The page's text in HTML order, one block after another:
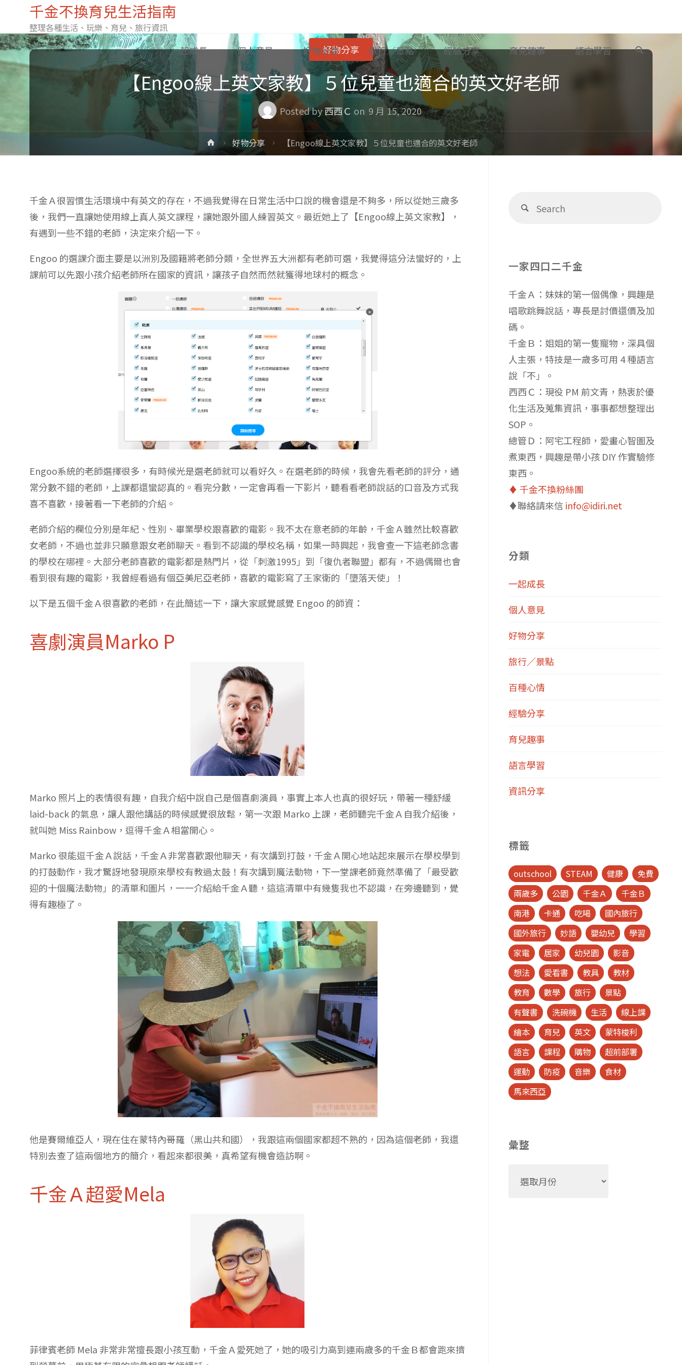
千金不換育兒生活指南
整理各種生活、玩樂、育兒、旅行資訊
Skip
to
content
一起成長 個人意見 好物分享 旅行／景點 經驗分享 育兒趣事 語言學習
【Engoo線上英文家教】５位兒童也適合的英文好老師
Posted by 西西Ｃ on 9 月 15, 2020
好物分享
Home好物分享 【Engoo線上英文家教】５位兒童也適合的英文好老師
千金Ａ很習慣生活環境中有英文的存在，不過我覺得在日常生活中口說的機會還是不夠多，所以從她三歲多
後，我們一直讓她使用線上真人英文課程，讓她跟外國人練習英文。最近她上了【Engoo線上英文家教】，
有遇到一些不錯的老師，決定來介紹一下。
Engoo 的選課介面主要是以洲別及國籍將老師分類，全世界五大洲都有老師可選，我覺得這分法蠻好的，上
課前可以先跟小孩介紹老師所在國家的資訊，讓孩子自然而然就獲得地球村的概念。
Engoo系統的老師選擇很多，有時候光是選老師就可以看好久。在選老師的時候，我會先看老師的評分，通
常分數不錯的老師，上課都還蠻認真的。看完分數，一定會再看一下影片，聽看看老師說話的口音及方式我
喜不喜歡，接著看一下老師的介紹。
老師介紹的欄位分別是年紀、性別、畢業學校跟喜歡的電影。我不太在意老師的年齡，千金Ａ雖然比較喜歡
女老師，不過也並非只願意跟女老師聊天。看到不認識的學校名稱，如果一時興起，我會查一下這老師念書
的學校在哪裡。大部分老師喜歡的電影都是熱門片，從「刺激1995」到「復仇者聯盟」都有，不過偶爾也會
看到很有趣的電影，我曾經看過有個亞美尼亞老師，喜歡的電影寫了王家衛的「墮落天使」！
以下是五個千金Ａ很喜歡的老師，在此簡述一下，讓大家感覺感覺 Engoo 的師資：
喜劇演員Marko P
Marko 照片上的表情很有趣，自我介紹中說自己是個喜劇演員，事實上本人也真的很好玩，帶著一種舒緩
laid-back 的氣息，讓人跟他講話的時候感覺很放鬆，第一次跟 Marko 上課，老師聽完千金Ａ自我介紹後，
就叫她 Miss Rainbow，逗得千金Ａ相當開心。
Marko 很能逗千金Ａ說話，千金Ａ非常喜歡跟他聊天，有次講到打鼓，千金Ａ開心地站起來展示在學校學到
的打鼓動作，我才驚訝地發現原來學校有教過太鼓！有次講到魔法動物，下一堂課老師竟然準備了「最受歡
迎的十個魔法動物」的清單和圖片，一一介紹給千金Ａ聽，這這清單中有幾隻我也不認識，在旁邊聽到，覺
得有趣極了。
他是賽爾維亞人，現在住在蒙特內哥羅（黑山共和國），我跟這兩個國家都超不熟的，因為這個老師，我還
特別去查了這兩個地方的簡介，看起來都很美，真希望有機會造訪啊。
千金Ａ超愛Mela
菲律賓老師 Mela 非常非常擅長跟小孩互動，千金Ａ愛死她了，她的吸引力高到連兩歲多的千金Ｂ都會跑來擠
Search
一家四口二千金
千金Ａ：妹妹的第一個偶像，興趣是
唱歌跳舞說話，專長是討價還價及加
碼。
千金Ｂ：姐姐的第一隻寵物，深具個
人主張，特技是一歲多可用 4 種語言
說「不」。
西西Ｃ：現役 PM 前文青，熱衷於優
化生活及蒐集資訊，事事都想整理出
SOP。
總管Ｄ：阿宅工程師，愛畫心智圖及
煮東西，興趣是帶小孩 DIY 作實驗修
東西。
♦️ 千金不換粉絲團
♦️聯絡請來信 info@idiri.net
分類
一起成長
個人意見
好物分享
旅行／景點
百種心情
經驗分享
育兒趣事
語言學習
資訊分享
標籤
outschool STEAM 健康
免費
兩歲多
公園 千金Ａ
千金Ｂ
南港
卡通 吃喝
國內旅行
國外旅行
妙語 嬰幼兒
學習
家電
居家 幼兒園
影音
想法
愛看書 教具
教材
教育
數學 旅行
景點
有聲書
洗碗機 生活
線上課
繪本
育兒 英文
蒙特梭利
語言
課程 購物
超前部署
運動
防疫 音樂
食材
馬來西亞
彙整